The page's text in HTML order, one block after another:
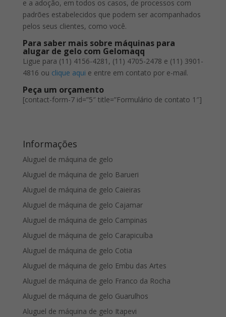
e a adoção, em todos os casos, de processos com
padrões estabelecidos que podem ser acompanhados
pelos seus clientes, como você.
Para saber mais sobre máquinas para
alugar de gelo com Gelomaqq
Ligue para (11) 4156-4281, (11) 4705-2478 e (11) 3901-
4816 ou clique aqui e entre em contato por e-mail.
Peça um orçamento
[contact-form-7 id=”5″ title=”Formulário de contato 1″]
Informações
Aluguel de máquina de gelo
Aluguel de máquina de gelo Barueri
Aluguel de máquina de gelo Caieiras
Aluguel de máquina de gelo Cajamar
Aluguel de máquina de gelo Campinas
Aluguel de máquina de gelo Carapicuíba
Aluguel de máquina de gelo Cotia
Aluguel de máquina de gelo Embu das Artes
Aluguel de máquina de gelo Franco da Rocha
Aluguel de máquina de gelo Guarulhos
Aluguel de máquina de gelo Itapevi